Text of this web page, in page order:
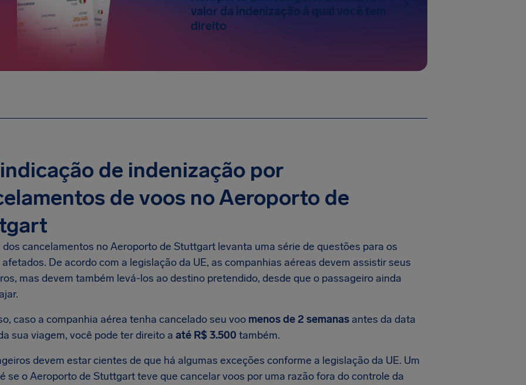
valor da indenização à qual você tem
direito
de indenização por
de voos no Aeroporto de
dos cancelamentos no Aeroporto de Stuttgart levanta uma série de questões para os
De acordo com a legislação da UE, as companhias aéreas devem assistir seus
mas devem também levá-los ao destino pretendido, desde que o passageiro ainda
caso a companhia aérea tenha cancelado seu voo menos de 2 semanas antes da data
sua viagem, você pode ter direito a até R$ 3.500 também.
devem estar cientes de que há algumas exceções conforme a legislação da UE. Um
se o Aeroporto de Stuttgart teve que cancelar voos por uma razão fora do controle da